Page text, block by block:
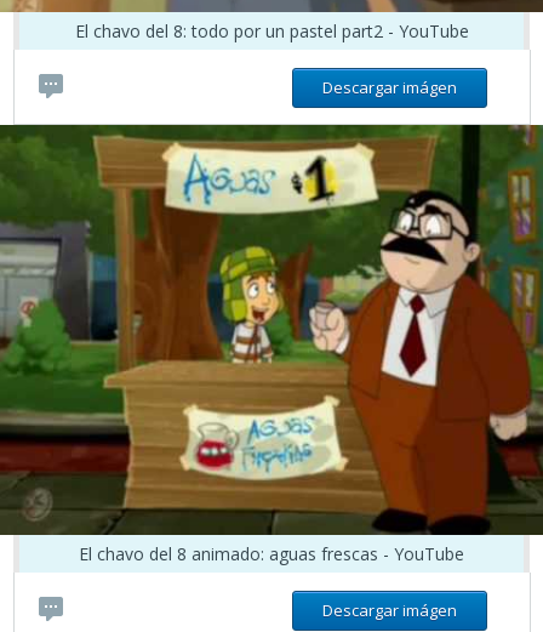
El chavo del 8: todo por un pastel part2 - YouTube
Descargar imágen
El chavo del 8 animado: aguas frescas - YouTube
Descargar imágen